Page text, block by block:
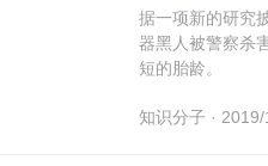
据一项新的研究
器黑人被警察杀
短的胎龄。
知识分子 ·